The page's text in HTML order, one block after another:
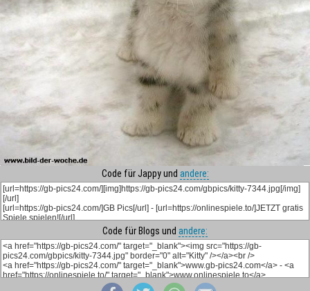
Code für Jappy und andere:
Code für Blogs und andere: